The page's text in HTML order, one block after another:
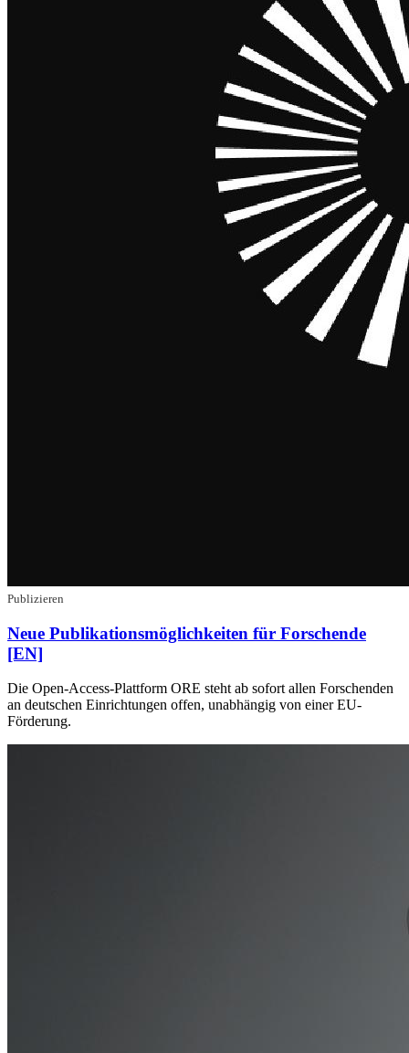
Publizieren
Neue Publikationsmöglichkeiten für Forschende
[EN]
Die Open-Access-Plattform ORE steht ab sofort allen Forschenden
an deutschen Einrichtungen offen, unabhängig von einer EU-
Förderung.